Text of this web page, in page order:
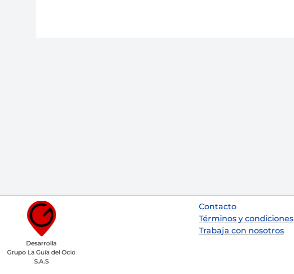
Desarrolla
Grupo La Guía del Ocio
S.A.S
Contacto
Términos y condiciones
Trabaja con nosotros